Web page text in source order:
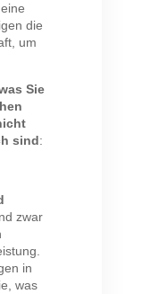
die
um
Sie
sind:
zwar
in
was